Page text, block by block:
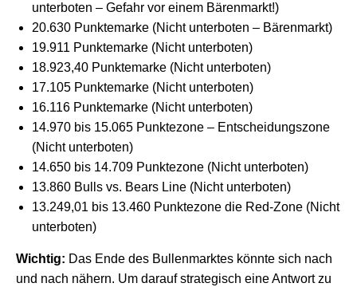
unterboten – Gefahr vor einem Bärenmarkt!)
20.630 Punktemarke (Nicht unterboten – Bärenmarkt)
19.911 Punktemarke (Nicht unterboten)
18.923,40 Punktemarke (Nicht unterboten)
17.105 Punktemarke (Nicht unterboten)
16.116 Punktemarke (Nicht unterboten)
14.970 bis 15.065 Punktezone – Entscheidungszone
(Nicht unterboten)
14.650 bis 14.709 Punktezone (Nicht unterboten)
13.860 Bulls vs. Bears Line (Nicht unterboten)
13.249,01 bis 13.460 Punktezone die Red-Zone (Nicht
unterboten)
Wichtig: Das Ende des Bullenmarktes könnte sich nach
und nach nähern. Um darauf strategisch eine Antwort zu